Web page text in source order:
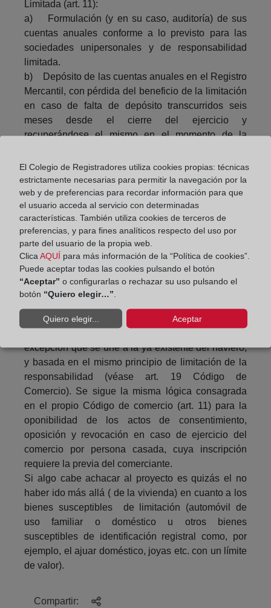
Limitada (art. 11):
a) Formulación (y en su caso, auditoría) de sus
cuentas anuales conforme a lo previsto para las
sociedades unipersonales y de responsabilidad
limitada.
b) Depósito de las cuentas anuales en el Registro
Mercantil, con pérdida del beneficio de la limitación
en caso de falta de depósito transcurridos seis
meses desde el cierre del ejercicio y
recuperándose el mismo en el momento de la
Se prevé la creación en el Colegio de
Registradores de un portal público de
emprendedores de responsabilidad limitada de
libre acceso para el usuario ( art. 9.4 ).
Y por último, conforme a la Disposición Adicional 1ª
del Anteproyecto quedan excluidas de la limitación
de responsabilidad las deudas de derecho público.
Frente a algunas voces críticas iniciales, poco
fundadas, lo cierto es que el anteproyecto no
potestativo o voluntario de la inscripción del
excepción que se une a la ya existente del naviero,
y basada en el mismo principio de limitación de la
responsabilidad (véase art. 19 Código de
Comercio). Se sigue la misma lógica consagrada
en el propio Código de comercio (art. 11) para la
oponibilidad de los actos de consentimiento,
oposición y revocación en caso de ejercicio del
comercio por persona casada, cuya inscripción
requiere la previa del comerciante.
Si algo cabe achacar al proyecto es quizás el no
haber ido más allá ( de la vivienda) en cuanto a los
bienes susceptibles de limitación (automóvil de
uso familiar o doméstico u otros bienes
susceptibles de identificación registral como, por
ejemplo, el ajuar doméstico, joyas etc. con un límite
de valor).
Compartir:
El Colegio de Registradores utiliza cookies propias: técnicas
estrictamente necesarias para permitir la navegación por la
web y de preferencias para recordar información para que
el usuario acceda al servicio con determinadas
características. También utiliza cookies de terceros de
preferencias, y para fines analíticos respecto del uso por
parte del usuario de la propia web.
Clica AQUÍ para más información de la “Política de cookies”.
Puede aceptar todas las cookies pulsando el botón
“Aceptar” o configurarlas o rechazar su uso pulsando el
botón “Quiero elegir…”
Quiero elegir... Aceptar